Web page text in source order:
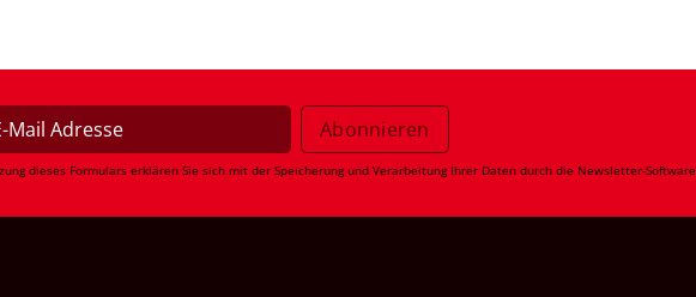
dieses Formulars erklären Sie sich mit der Speicherung und Verarbeitung Ihrer Daten durch die Newsletter-Software